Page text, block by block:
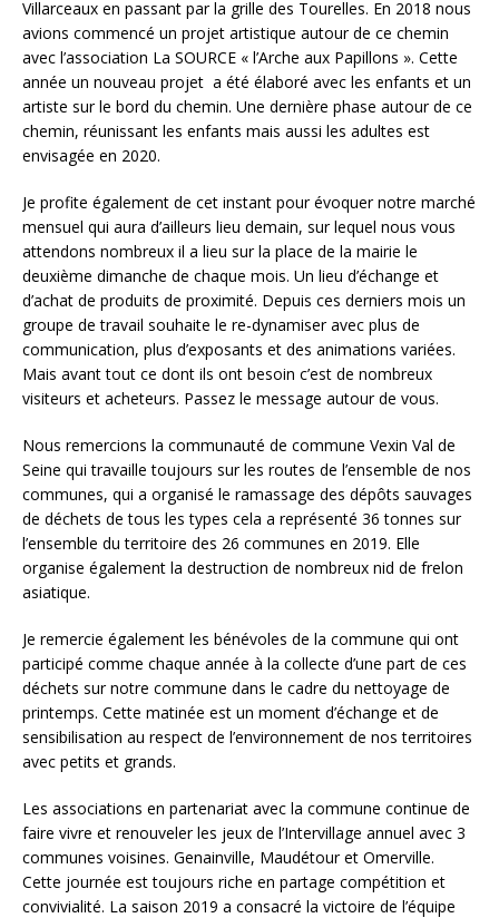
Villarceaux en passant par la grille des Tourelles. En 2018 nous
avions commencé un projet artistique autour de ce chemin
avec l’association La SOURCE « l’Arche aux Papillons ». Cette
année un nouveau projet a été élaboré avec les enfants et un
artiste sur le bord du chemin. Une dernière phase autour de ce
chemin, réunissant les enfants mais aussi les adultes est
envisagée en 2020.
Je profite également de cet instant pour évoquer notre marché
mensuel qui aura d’ailleurs lieu demain, sur lequel nous vous
attendons nombreux il a lieu sur la place de la mairie le
deuxième dimanche de chaque mois. Un lieu d’échange et
d’achat de produits de proximité. Depuis ces derniers mois un
groupe de travail souhaite le re-dynamiser avec plus de
communication, plus d’exposants et des animations variées.
Mais avant tout ce dont ils ont besoin c’est de nombreux
visiteurs et acheteurs. Passez le message autour de vous.
Nous remercions la communauté de commune Vexin Val de
Seine qui travaille toujours sur les routes de l’ensemble de nos
communes, qui a organisé le ramassage des dépôts sauvages
de déchets de tous les types cela a représenté 36 tonnes sur
l’ensemble du territoire des 26 communes en 2019. Elle
organise également la destruction de nombreux nid de frelon
asiatique.
Je remercie également les bénévoles de la commune qui ont
participé comme chaque année à la collecte d’une part de ces
déchets sur notre commune dans le cadre du nettoyage de
printemps. Cette matinée est un moment d’échange et de
sensibilisation au respect de l’environnement de nos territoires
avec petits et grands.
Les associations en partenariat avec la commune continue de
faire vivre et renouveler les jeux de l’Intervillage annuel avec 3
communes voisines. Genainville, Maudétour et Omerville.
Cette journée est toujours riche en partage compétition et
convivialité. La saison 2019 a consacré la victoire de l’équipe